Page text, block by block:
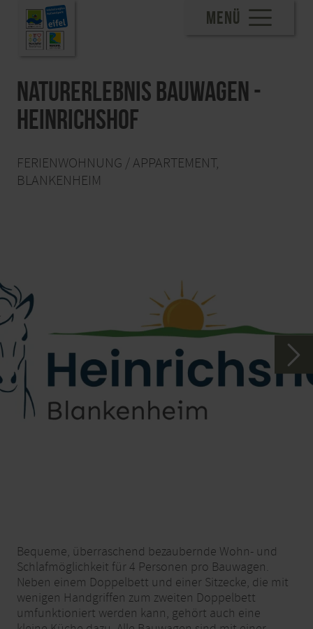
MENÜ
Naturerlebnis Bauwagen -
Heinrichshof
FERIENWOHNUNG / APPARTEMENT,
BLANKENHEIM
Bequeme, überraschend bezaubernde Wohn- und
Schlafmöglichkeit für 4 Personen pro Bauwagen.
Neben einem Doppelbett und einer Sitzecke, die mit
wenigen Handgriffen zum zweiten Doppelbett
umfunktioniert werden kann, gehört auch eine